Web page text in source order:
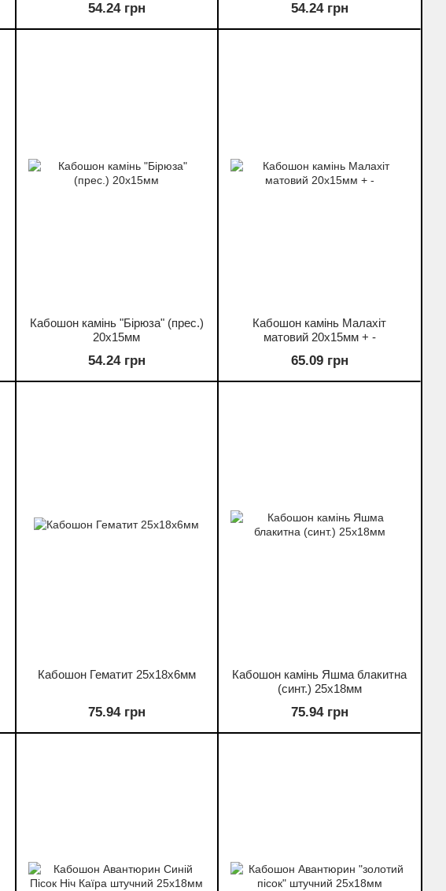
54.24 грн 54.24 грн
Кабошон камінь "Бірюза" (прес.)
20х15мм
54.24 грн
Кабошон камінь Малахіт
матовий 20х15мм + -
65.09 грн
Кабошон Гематит 25х18х6мм
75.94 грн
Кабошон камінь Яшма блакитна
(синт.) 25х18мм
75.94 грн